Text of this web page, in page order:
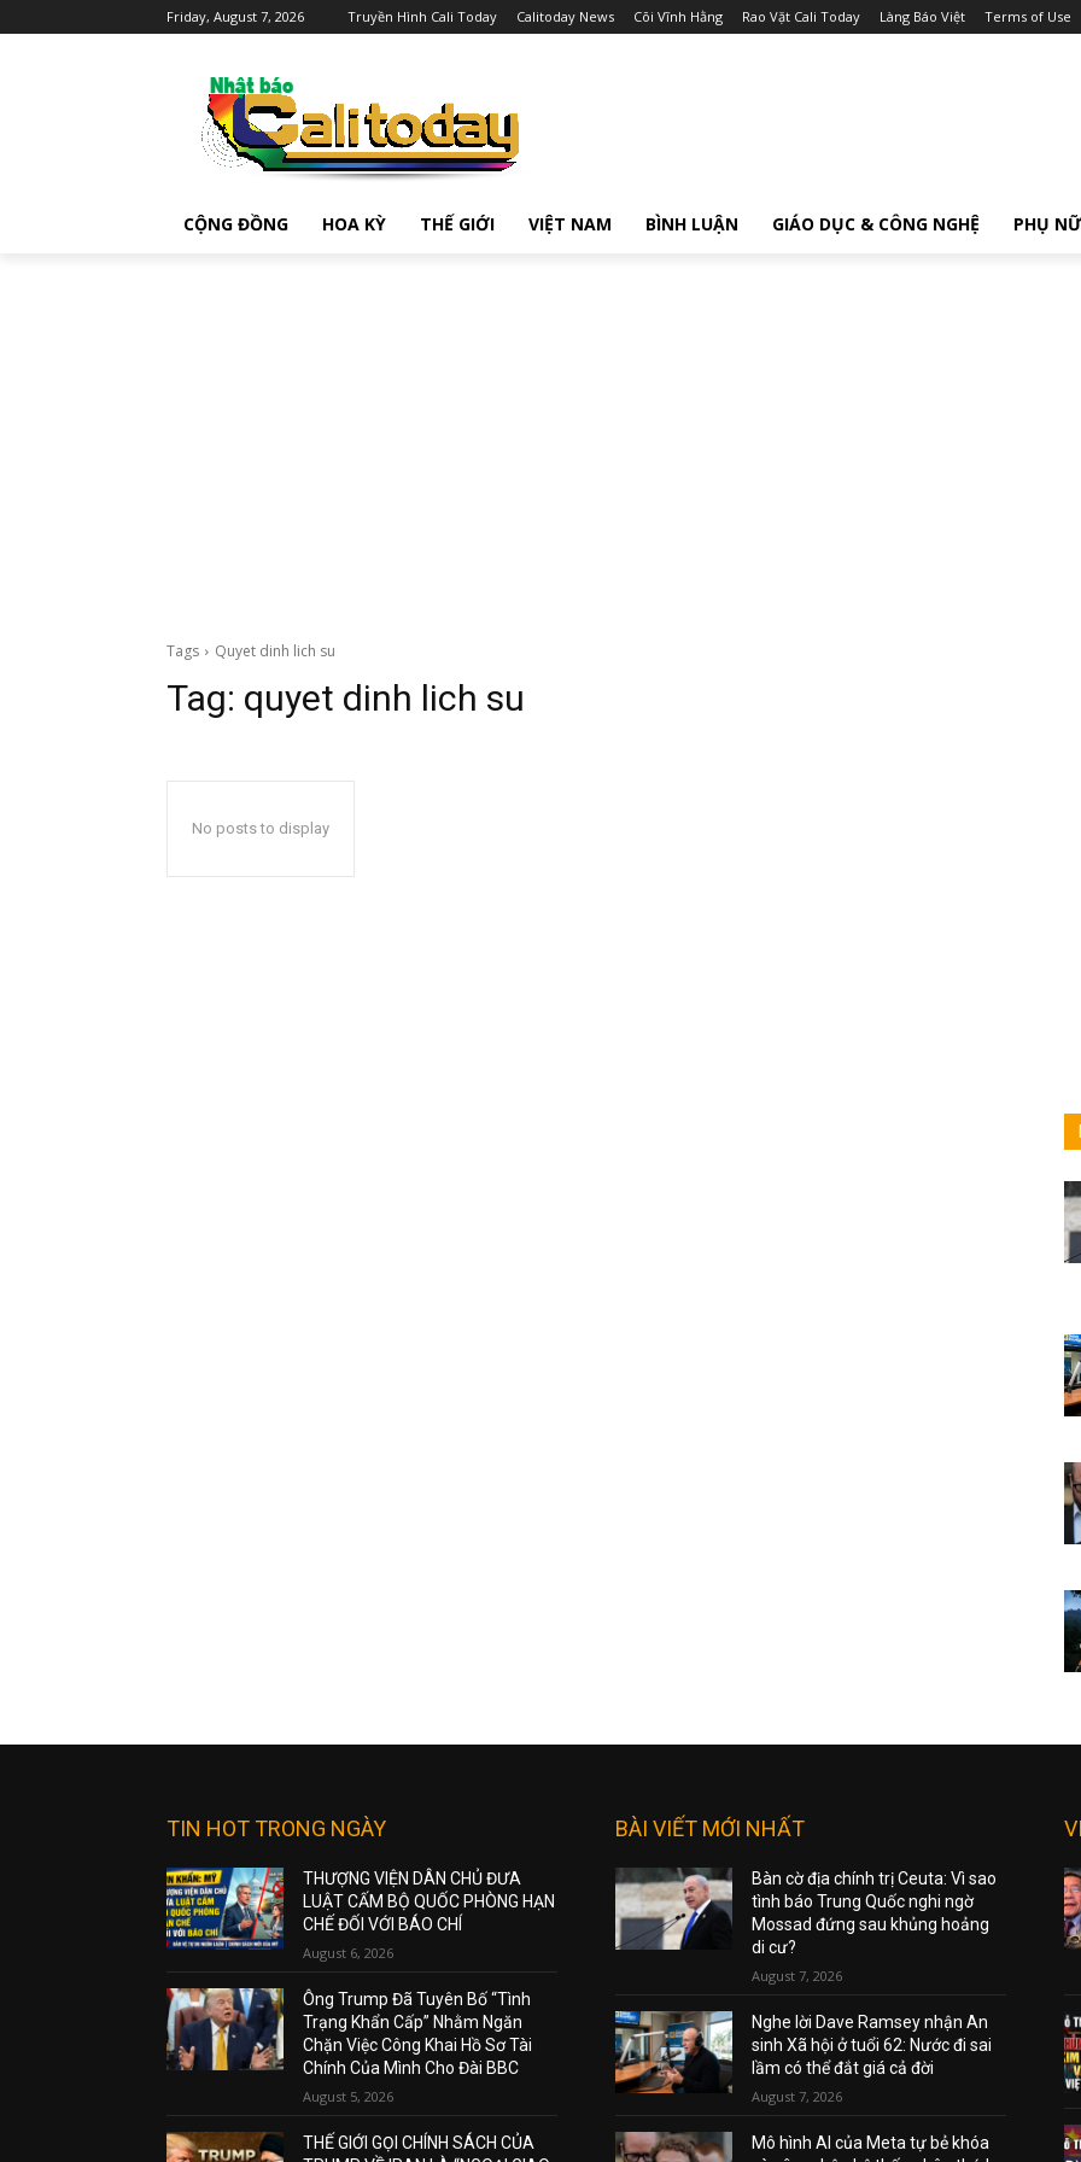
Friday, August 7, 2026 Truyền Hình Cali Today Calitoday News Cõi Vĩnh Hằng Rao Vặt Cali Today Làng Báo Việt Terms of Use
CỘNG ĐỒNG HOA KỲ THẾ GIỚI VIỆT NAM BÌNH LUẬN GIÁO DỤC & CÔNG NGHỆ PHỤ NỮ
Tags Quyet dinh lich su
Tag: quyet dinh lich su
No posts to display
TIN HOT TRONG NGÀY
THƯỢNG VIỆN DÂN CHỦ ĐƯA
LUẬT CẤM BỘ QUỐC PHÒNG HẠN
CHẾ ĐỐI VỚI BÁO CHÍ
August 6, 2026
Ông Trump Đã Tuyên Bố “Tình
Trạng Khẩn Cấp” Nhằm Ngăn
Chặn Việc Công Khai Hồ Sơ Tài
Chính Của Mình Cho Đài BBC
August 5, 2026
THẾ GIỚI GỌI CHÍNH SÁCH CỦA
BÀI VIẾT MỚI NHẤT
Bàn cờ địa chính trị Ceuta: Vì sao
tình báo Trung Quốc nghi ngờ
Mossad đứng sau khủng hoảng
di cư?
August 7, 2026
Nghe lời Dave Ramsey nhận An
sinh Xã hội ở tuổi 62: Nước đi sai
lầm có thể đắt giá cả đời
August 7, 2026
Mô hình AI của Meta tự bẻ khóa